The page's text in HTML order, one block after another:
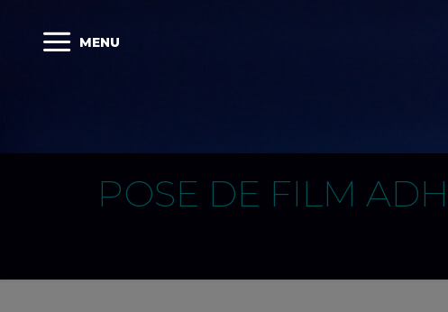
MENU
POSE DE FILM